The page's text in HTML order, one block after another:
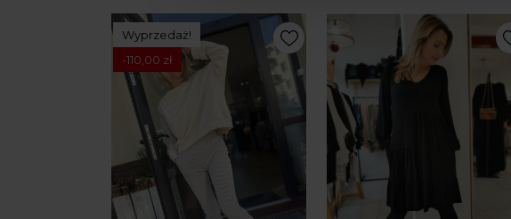
Wyprzedaż!
-110,00 zł